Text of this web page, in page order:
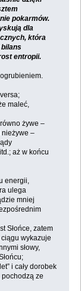
pokarmów.
dla
która
bilans
entropii.
maleć,
żywe –
nieżywe –
aż w końcu
energii,
ulega
mniej
Słońce, zatem
wykazuje
słowy,
i cały dorobek
ze